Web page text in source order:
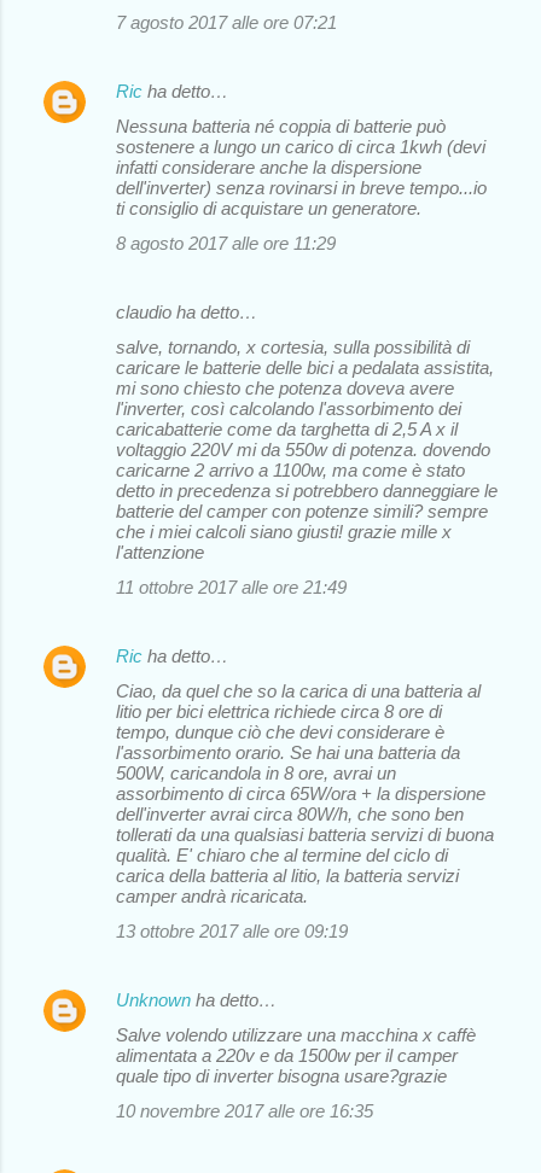
7 agosto 2017 alle ore 07:21
Ric ha detto…
Nessuna batteria né coppia di batterie può
sostenere a lungo un carico di circa 1kwh (devi
infatti considerare anche la dispersione
dell'inverter) senza rovinarsi in breve tempo...io
ti consiglio di acquistare un generatore.
8 agosto 2017 alle ore 11:29
claudio ha detto…
salve, tornando, x cortesia, sulla possibilità di
caricare le batterie delle bici a pedalata assistita,
mi sono chiesto che potenza doveva avere
l'inverter, così calcolando l'assorbimento dei
caricabatterie come da targhetta di 2,5 A x il
voltaggio 220V mi da 550w di potenza. dovendo
caricarne 2 arrivo a 1100w, ma come è stato
detto in precedenza si potrebbero danneggiare le
batterie del camper con potenze simili? sempre
che i miei calcoli siano giusti! grazie mille x
l'attenzione
11 ottobre 2017 alle ore 21:49
Ric ha detto…
Ciao, da quel che so la carica di una batteria al
litio per bici elettrica richiede circa 8 ore di
tempo, dunque ciò che devi considerare è
l'assorbimento orario. Se hai una batteria da
500W, caricandola in 8 ore, avrai un
assorbimento di circa 65W/ora + la dispersione
dell'inverter avrai circa 80W/h, che sono ben
tollerati da una qualsiasi batteria servizi di buona
qualità. E' chiaro che al termine del ciclo di
carica della batteria al litio, la batteria servizi
camper andrà ricaricata.
13 ottobre 2017 alle ore 09:19
Unknown ha detto…
Salve volendo utilizzare una macchina x caffè
alimentata a 220v e da 1500w per il camper
quale tipo di inverter bisogna usare?grazie
10 novembre 2017 alle ore 16:35